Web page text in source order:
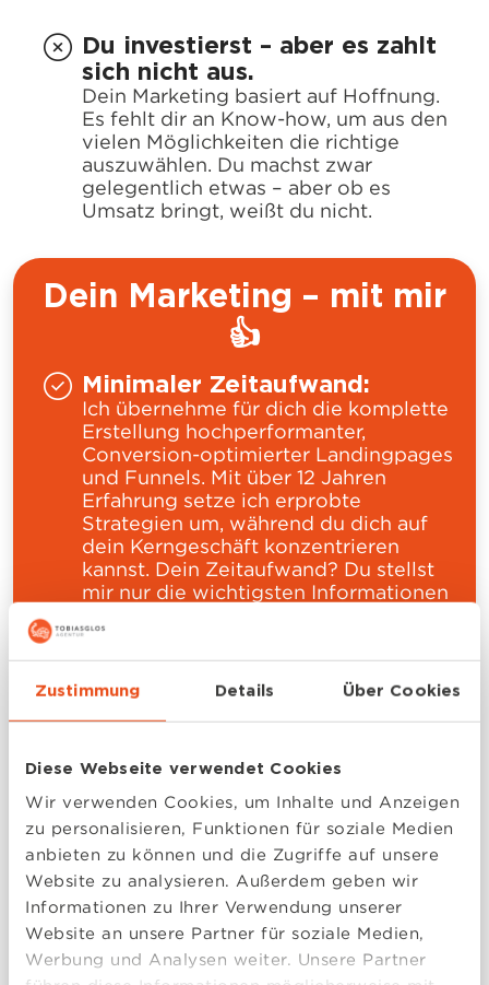
Zustimmung Details Über Cookies
Diese Webseite verwendet Cookies
Wir verwenden Cookies, um Inhalte und Anzeigen
zu personalisieren, Funktionen für soziale Medien
anbieten zu können und die Zugriffe auf unsere
Website zu analysieren. Außerdem geben wir
Informationen zu Ihrer Verwendung unserer
Website an unsere Partner für soziale Medien,
Werbung und Analysen weiter. Unsere Partner
Dein Marketing – mit mir
👍
Minimaler Zeitaufwand:
Ich übernehme für dich die komplette
Erstellung hochperformanter,
Conversion-optimierter Landingpages
und Funnels. Mit über 12 Jahren
Erfahrung setze ich erprobte
Strategien um, während du dich auf
dein Kerngeschäft konzentrieren
kannst. Dein Zeitaufwand? Du stellst
mir nur die wichtigsten Informationen
Rest.
Maximale Sichtbarkeit:
Viele Marketingstrategien brauchen zu
meinen maßgeschneiderten Templates
und Schaltplänen beschleunigst du
deinen Erfolg. Du erhältst schnelle,
messbare Ergebnisse, stärkst deine
Marktpräsenz und gewinnst sofort
mehr Aufmerksamkeit.
Mehr qualifizierte Leads:
Durch optimierte Landingpages und
Du investierst – aber es zahlt
sich nicht aus.
Dein Marketing basiert auf Hoffnung.
Es fehlt dir an Know-how, um aus den
vielen Möglichkeiten die richtige
auszuwählen. Du machst zwar
gelegentlich etwas – aber ob es
Umsatz bringt, weißt du nicht.